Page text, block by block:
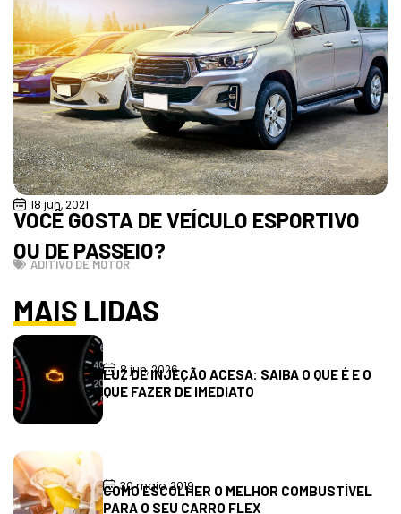
18 jun, 2021
VOCÊ GOSTA DE VEÍCULO ESPORTIVO
OU DE PASSEIO?
ADITIVO DE MOTOR
MAIS LIDAS
8 jun, 2026
LUZ DE INJEÇÃO ACESA: SAIBA O QUE É E O
QUE FAZER DE IMEDIATO
30 maio, 2019
COMO ESCOLHER O MELHOR COMBUSTÍVEL
PARA O SEU CARRO FLEX